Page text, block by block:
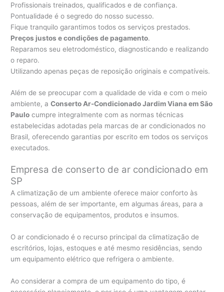
Profissionais treinados, qualificados e de confiança.
Pontualidade é o segredo do nosso sucesso.
Fique tranquilo garantimos todos os serviços prestados.
Preços justos e condições de pagamento.
Reparamos seu eletrodoméstico, diagnosticando e realizando
o reparo.
Utilizando apenas peças de reposição originais e compatíveis.
Além de se preocupar com a qualidade de vida e com o meio
ambiente, aConserto Ar-Condicionado Jardim Viana em São
Paulo cumpre integralmente com as normas técnicas
estabelecidas adotadas pela marcas de ar condicionados no
Brasil, oferecendo garantias por escrito em todos os serviços
executados.
Empresa de conserto de ar condicionado em
SP
A climatização de um ambiente oferece maior conforto às
pessoas, além de ser importante, em algumas áreas, para a
conservação de equipamentos, produtos e insumos.
O ar condicionado é o recurso principal da climatização de
escritórios, lojas, estoques e até mesmo residências, sendo
um equipamento elétrico que refrigera o ambiente.
Ao considerar a compra de um equipamento do tipo, é